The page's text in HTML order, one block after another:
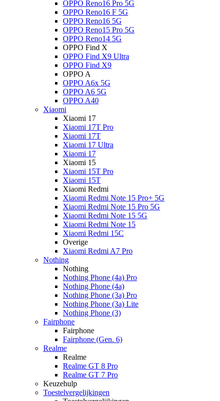
OPPO Reno16 Pro 5G
OPPO Reno16 F 5G
OPPO Reno16 5G
OPPO Reno15 Pro 5G
OPPO Reno14 5G
OPPO Find X
OPPO Find X9 Ultra
OPPO Find X9
OPPO A
OPPO A6x 5G
OPPO A6 5G
OPPO A40
Xiaomi
Xiaomi 17
Xiaomi 17T Pro
Xiaomi 17T
Xiaomi 17 Ultra
Xiaomi 17
Xiaomi 15
Xiaomi 15T Pro
Xiaomi 15T
Xiaomi Redmi
Xiaomi Redmi Note 15 Pro+ 5G
Xiaomi Redmi Note 15 Pro 5G
Xiaomi Redmi Note 15 5G
Xiaomi Redmi Note 15
Xiaomi Redmi 15C
Overige
Xiaomi Redmi A7 Pro
Nothing
Nothing
Nothing Phone (4a) Pro
Nothing Phone (4a)
Nothing Phone (3a) Pro
Nothing Phone (3a) Lite
Nothing Phone (3)
Fairphone
Fairphone
Fairphone (Gen. 6)
Realme
Realme
Realme GT 8 Pro
Realme GT 7 Pro
Keuzehulp
Toestelvergelijkingen